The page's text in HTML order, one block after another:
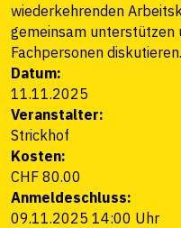
wiederkehrenden
gemeinsam unterstützen
Fachpersonen diskutieren.
Datum:
11.11.2025
Veranstalter:
Strickhof
Kosten:
CHF 80.00
Anmeldeschluss:
09.11.2025 14:00 Uhr